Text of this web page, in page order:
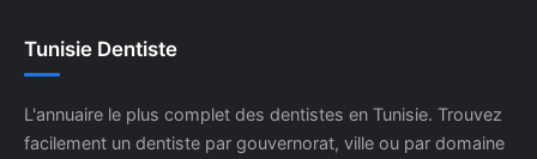
Tunisie Dentiste
L'annuaire le plus complet des dentistes en Tunisie. Trouvez
facilement un dentiste par gouvernorat, ville ou par domaine